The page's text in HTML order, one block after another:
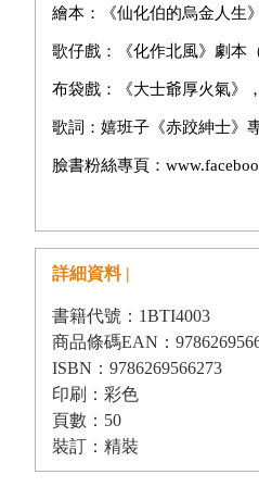
繪本：《仙化伯的烏金人生》
歌仔戲：《化作北風》劇本
布袋戲：《大士爺厚火氣》
歌詞：嬉班子《赤跤紳士》
臉書粉絲專頁：
詳細資料 |
書籍代號：1BTI4003
商品條碼EAN：
ISBN：9786269566273
印刷：彩色
頁數：50
裝訂：精裝